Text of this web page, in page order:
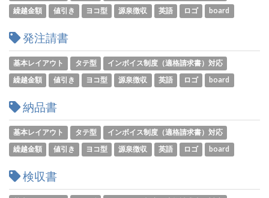
繰越金額
値引き ヨコ型 源泉徴収 英語 ロゴ board
発注請書
基本レイアウト タテ型
インボイス制度（適格請求書）対応
繰越金額
値引き ヨコ型 源泉徴収 英語 ロゴ board
納品書
基本レイアウト タテ型
インボイス制度（適格請求書）対応
繰越金額
値引き ヨコ型 源泉徴収 英語 ロゴ board
検収書